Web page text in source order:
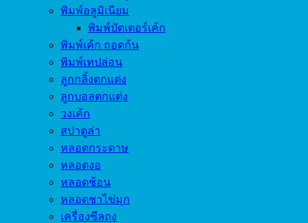
พิมพ์อลูมิเนียม
พิมพ์บัตเตอร์เค้ก
พิมพ์เค้ก ถอดก้น
พิมพ์เทปล่อน
ลูกกลิ้งตกแต่ง
ลูกบอลตกแต่ง
วงเค้ก
สปาตูล่า
หลอดกระดาษ
หลอดงอ
หลอดช้อน
หลอดชาไข่มุก
เครื่องซีลถุง